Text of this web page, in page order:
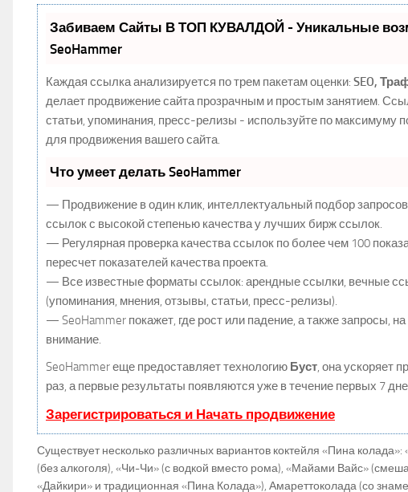
Забиваем Сайты В ТОП КУВАЛДОЙ - Уникальные
SeoHammer
Каждая ссылка анализируется по трем пакетам оценки: SEO,
делает продвижение сайта прозрачным и простым занятием.
статьи, упоминания, пресс-релизы - используйте по максимуму
для продвижения вашего сайта.
Что умеет делать SeoHammer
— Продвижение в один клик, интеллектуальный подбор
ссылок с высокой степенью качества у лучших бирж ссылок.
— Регулярная проверка качества ссылок по более чем 100
пересчет показателей качества проекта.
— Все известные форматы ссылок: арендные ссылки, вечные
(упоминания, мнения, отзывы, статьи, пресс-релизы).
— SeoHammer покажет, где рост или падение, а также запросы,
внимание.
SeoHammer еще предоставляет технологию Буст, она ускоряет
раз, а первые результаты появляются уже в течение первых 7
Зарегистрироваться и Начать продвижение
Существует несколько различных вариантов коктейля «Пина
(без алкоголя), «Чи-Чи» (с водкой вместо рома), «Майами Вайс»
«Дайкири» и традиционная «Пина Колада»), Амареттоколада (со